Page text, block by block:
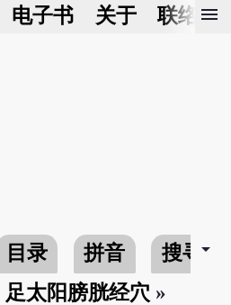
电子书 关于 联络我
menu
目录 拼音 搜寻arrow_drop_down
足太阳膀胱经穴 »